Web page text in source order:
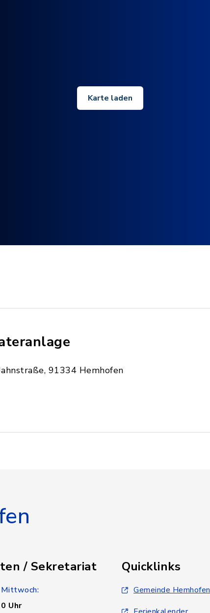
Karte laden
91334 Hemhofen
/ Sekretariat
Uhr
Quicklinks
Gemeinde Hemhofen